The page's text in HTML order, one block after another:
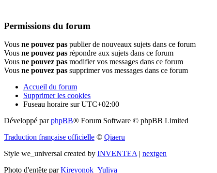
Permissions du forum
Vous ne pouvez pas publier de nouveaux sujets dans ce forum
Vous ne pouvez pas répondre aux sujets dans ce forum
Vous ne pouvez pas modifier vos messages dans ce forum
Vous ne pouvez pas supprimer vos messages dans ce forum
Accueil du forum
Supprimer les cookies
Fuseau horaire surUTC+02:00
Développé parphpBB® Forum Software © phpBB Limited
Traduction française officielle © Qiaeru
Style we_universal created by INVENTEA | nextgen
Photo d'entête parKireyonok_Yuliya